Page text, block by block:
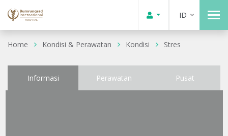
ID
Home Kondisi & Perawatan Kondisi Stres
Informasi Perawatan Pusat